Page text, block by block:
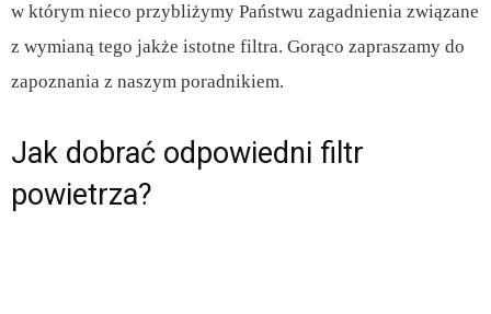
w którym nieco przybliżymy Państwu zagadnienia związane
z wymianą tego jakże istotne filtra. Gorąco zapraszamy do
zapoznania z naszym poradnikiem.
Jak dobrać odpowiedni filtr
powietrza?